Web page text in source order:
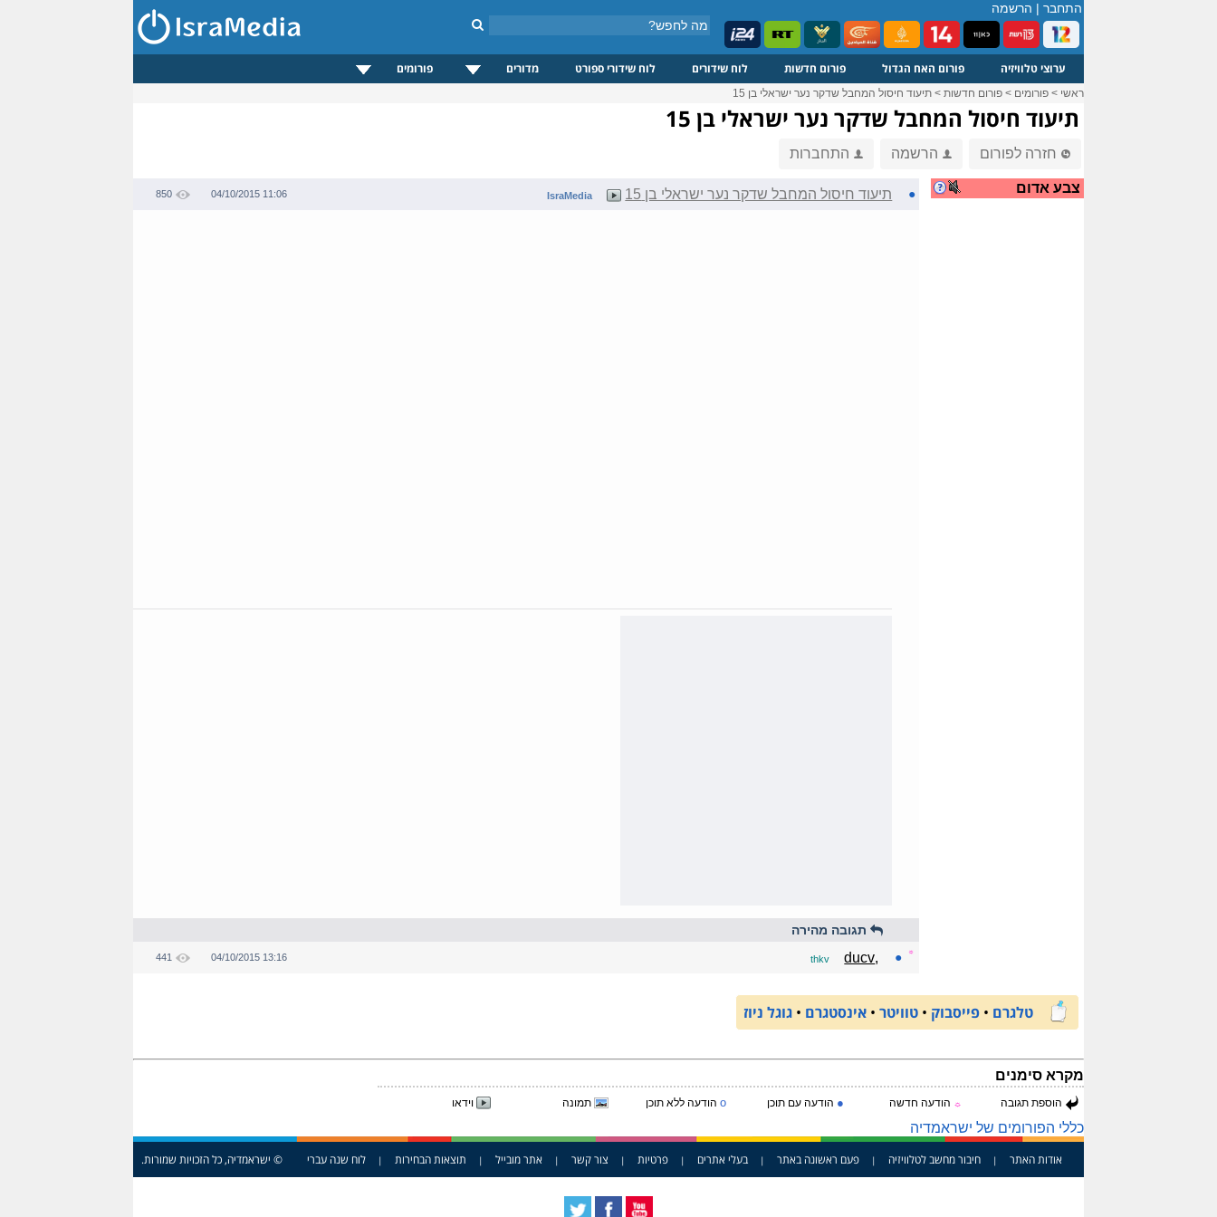
התחבר | הרשמה
ערוצי טלוויזיה פורום האח הגדול פורום חדשות לוח שידורים לוח שידורי ספורט מדורים פורומים
ראשי > פורומים > פורום חדשות > תיעוד חיסול המחבל שדקר נער ישראלי בן 15
תיעוד חיסול המחבל שדקר נער ישראלי בן 15
חזרה לפורום הרשמה התחברות
צבע אדום ● תיעוד חיסול המחבל שדקר נער ישראלי בן 15 IsraMedia
04/10/2015 11:06
850
תגובה מהירה
☼
●
,ducv
thkv
04/10/2015 13:16
441
טלגרם • פייסבוק • טוויטר • אינסטגרם • גוגל ניוז
מקרא סימנים
הוספת תגובה ☼ הודעה חדשה ● הודעה עם תוכן o הודעה ללא תוכן תמונה וידאו
כללי הפורומים של ישראמדיה
© ישראמדיה, כל הזכויות שמורות. אודות האתר | חיבור מחשב לטלוויזיה | פעם ראשונה באתר | בעלי אתרים | פרטיות | צור קשר | אתר מובייל | תוצאות הבחירות | לוח שנה עברי